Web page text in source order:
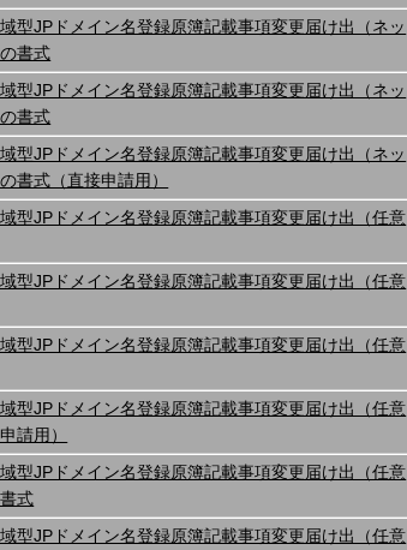
型JPドメイン名登録原簿記載事項変更届け出（ネッ
書式
型JPドメイン名登録原簿記載事項変更届け出（ネッ
書式
型JPドメイン名登録原簿記載事項変更届け出（ネッ
書式（直接申請用）
型JPドメイン名登録原簿記載事項変更届け出（任意
型JPドメイン名登録原簿記載事項変更届け出（任意
型JPドメイン名登録原簿記載事項変更届け出（任意
型JPドメイン名登録原簿記載事項変更届け出（任意
請用）
型JPドメイン名登録原簿記載事項変更届け出（任意
式
型JPドメイン名登録原簿記載事項変更届け出（任意